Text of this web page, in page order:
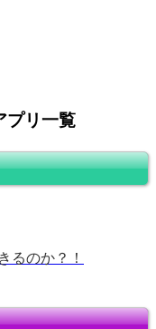
プリ一覧
るのか？！